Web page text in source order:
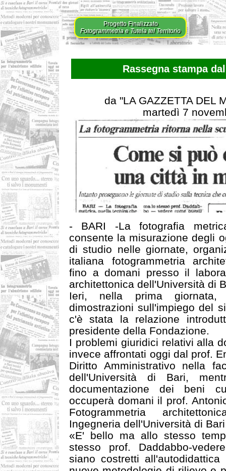
Progetto Finalizzato
Fotogrammetria e Tutela tel Territorio
Rassegna stampa
da "LA GAZZETTA DEL
martedì 7
- BARI -La fotografia
consente la misurazione degli
di studio nelle giornate,
italiana fotogrammetria
fino a domani presso il
architettonica dell'Università di
Ieri, nella prima
dimostrazioni sull'impiego del
c'è stata la relazione
presidente della Fondazione.
I problemi giuridici relativi alla
invece affrontati oggi dal prof.
Diritto Amministrativo nella
dell'Università di Bari,
documentazione dei beni
occuperà domani il prof.
Fotogrammetria
Ingegneria dell'Università di
«E' bello ma allo stesso
stesso prof. Daddabbo-
siano costretti